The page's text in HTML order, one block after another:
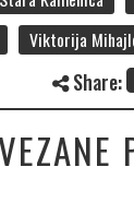
Viktorija
Share: